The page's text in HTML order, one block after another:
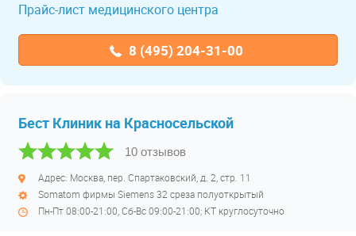
Прайс-лист медицинского центра
8 (495) 204-31-00
Бест Клиник на Красносельской
10 отзывов
Адрес: Москва, пер. Спартаковский, д. 2, стр. 11
Somatom фирмы Siemens 32 среза полуоткрытый
Пн-Пт 08:00-21:00, Сб-Вс 09:00-21:00; КТ круглосуточно